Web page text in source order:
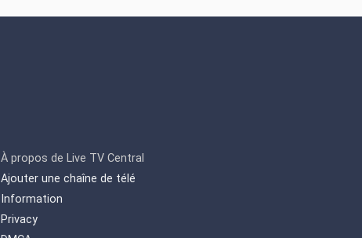
À propos de Live TV Central
Ajouter une chaîne de télé
Information
Privacy